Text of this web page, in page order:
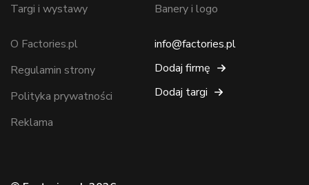
Targi i wystawy
Banery i logo
O Factories.pl
Regulamin strony
Polityka prywatności
Reklama
info@factories.pl
Dodaj firmę
Dodaj targi